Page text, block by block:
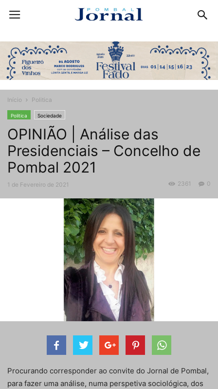
Início Politica
Politica Sociedade
OPINIÃO | Análise das
Presidenciais – Concelho de
Pombal 2021
1 de Fevereiro de 2021 0
2361
Procurando corresponder ao convite do Jornal de Pombal,
para fazer uma análise, numa perspetiva sociológica, dos